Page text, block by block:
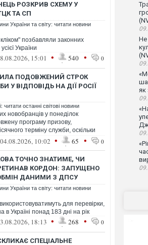
РОЗКРИВ СХЕМУ У
ТА СП
України та світу: читати новини
позбавляли законних
України
15:01 • 540 • 0
ПОДОВЖЕНИЙ СТРОК
У ВІДПОВІДЬ НА ДІЇ РОСІЇ
читати останні світові новини
новобранців у понеділок
програму призову,
терміну служби, оскільки
04.08.2026, 10:02 • 65 • 0
ТОЧНО ЗНАТИМЕ, ЧИ
КОРДОН: ЗАПУЩЕНО
ДАНИМИ З ДПСУ
України та світу: читати новини
для перевірки,
Україні понад 183 дні на рік
18:13 • 268 • 0
СПЕЦІАЛЬНЕ
Не
як